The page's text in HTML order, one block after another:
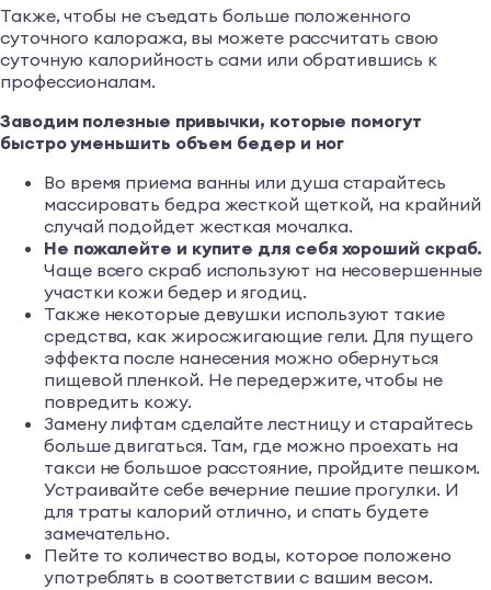
Также, чтобы не съедать больше положенного
суточного калоража, вы можете рассчитать свою
суточную калорийность сами или обратившись к
профессионалам.
Заводим полезные привычки, которые помогут
быстро уменьшить объем бедер и ног
Во время приема ванны или душа старайтесь
массировать бедра жесткой щеткой, на крайний
случай подойдет жесткая мочалка.
Не пожалейте и купите для себя хороший скраб.
Чаще всего скраб используют на несовершенные
участки кожи бедер и ягодиц.
Также некоторые девушки используют такие
средства, как жиросжигающие гели. Для пущего
эффекта после нанесения можно обернуться
пищевой пленкой. Не передержите, чтобы не
повредить кожу.
Замену лифтам сделайте лестницу и старайтесь
больше двигаться. Там, где можно проехать на
такси не большое расстояние, пройдите пешком.
Устраивайте себе вечерние пешие прогулки. И
для траты калорий отлично, и спать будете
замечательно.
Пейте то количество воды, которое положено
употреблять в соответствии с вашим весом.